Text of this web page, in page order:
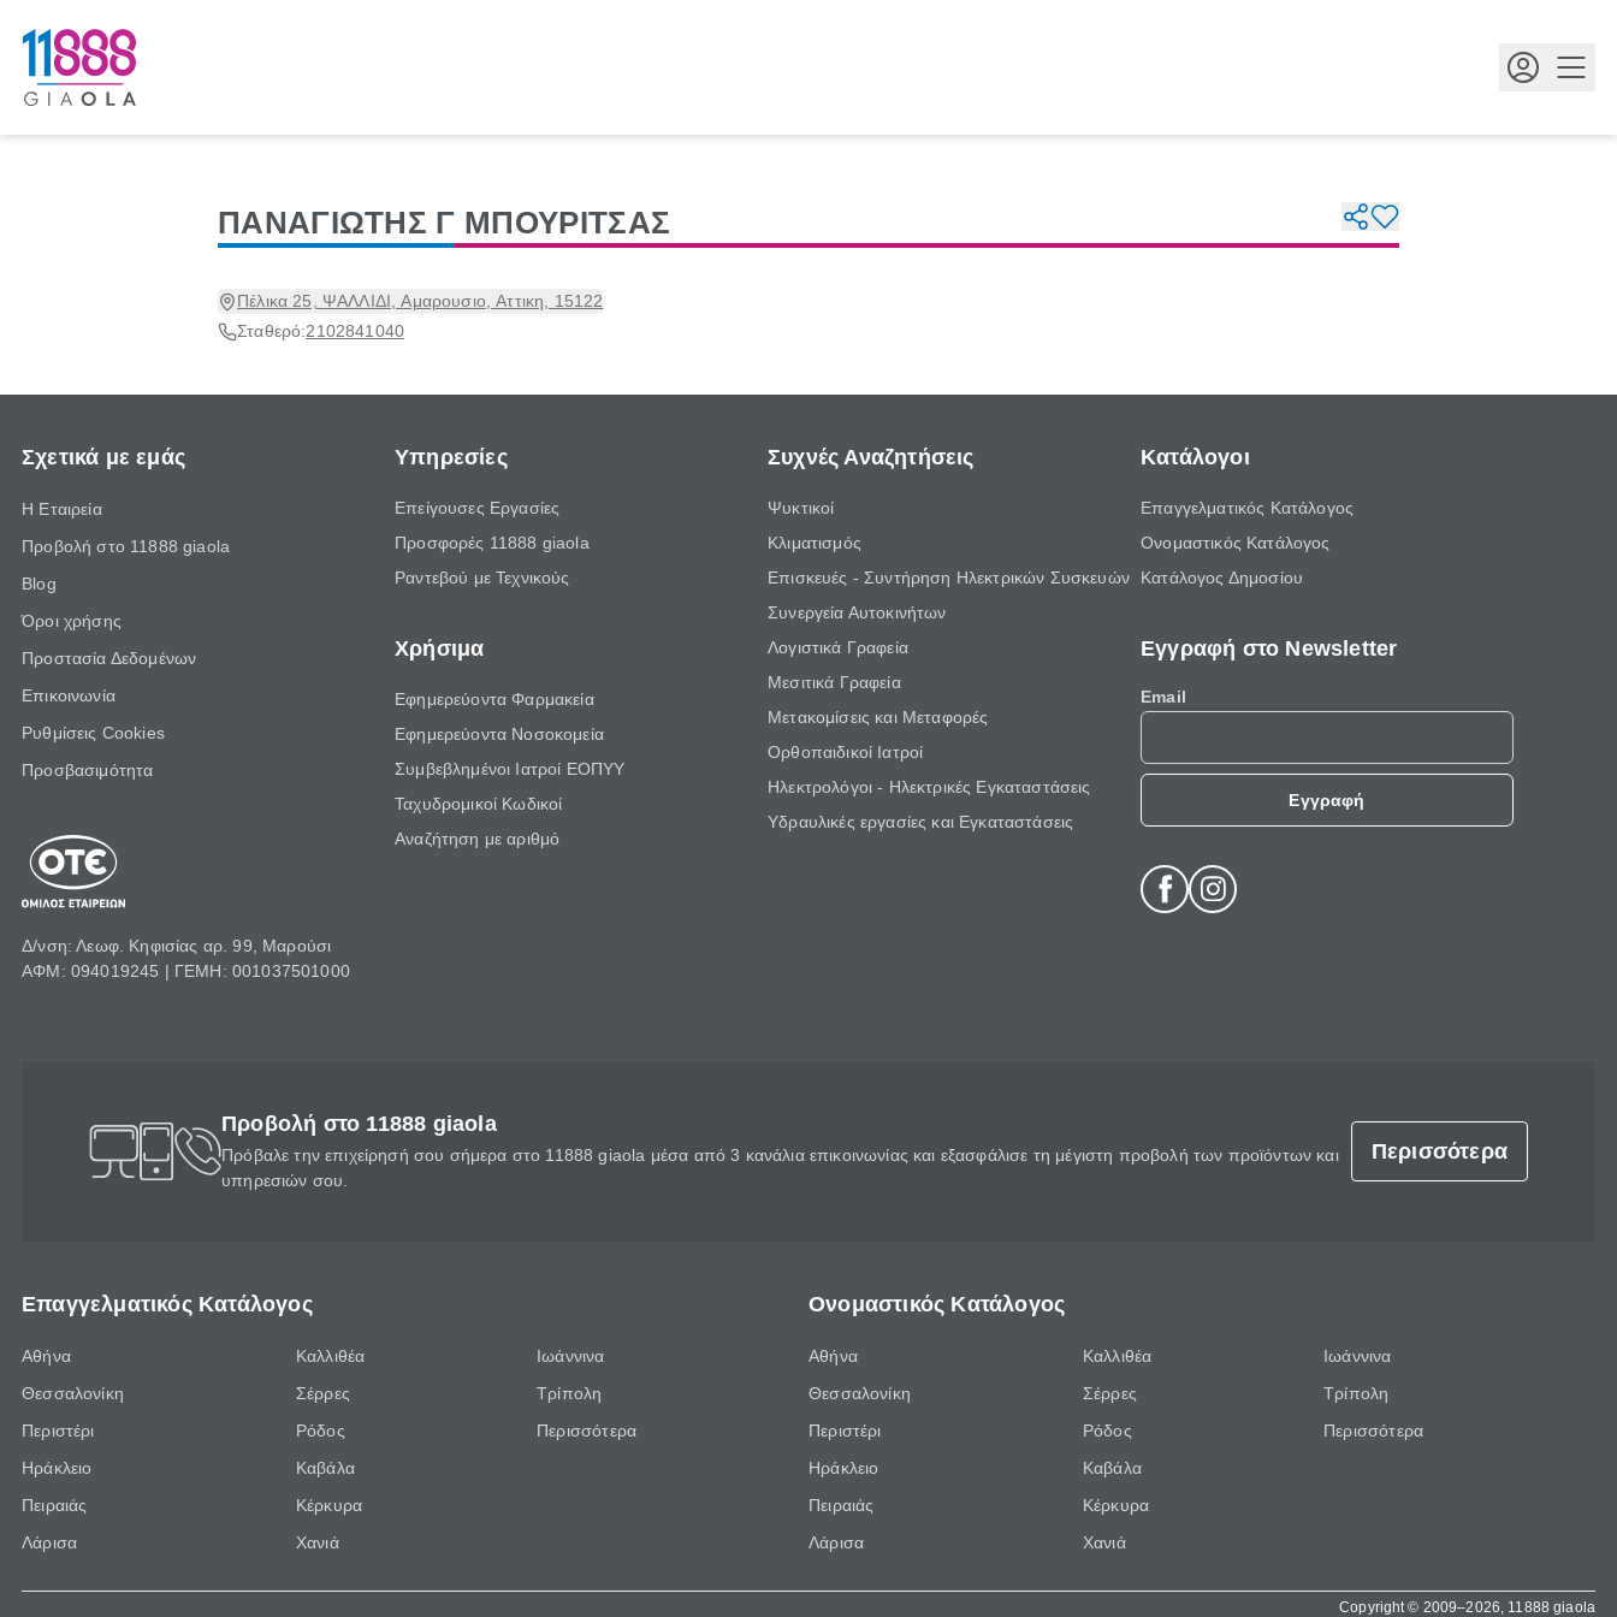
ΠΑΝΑΓΙΩΤΗΣ Γ ΜΠΟΥΡΙΤΣΑΣ
Πέλικα 25, ΨΑΛΛΙΔΙ, Αμαρουσιο, Αττικη, 15122
Σταθερό:2102841040
Σχετικά με εμάς
Η Εταιρεία
Προβολή στο 11888 giaola
Blog
Όροι χρήσης
Προστασία Δεδομένων
Επικοινωνία
Ρυθμίσεις Cookies
Προσβασιμότητα
Δ/νση: Λεωφ. Κηφισίας αρ. 99, Μαρούσι
ΑΦΜ: 094019245 | ΓΕΜΗ: 001037501000
Υπηρεσίες
Επείγουσες Εργασίες
Προσφορές 11888 giaola
Ραντεβού με Τεχνικούς
Χρήσιμα
Εφημερεύοντα Φαρμακεία
Εφημερεύοντα Νοσοκομεία
Συμβεβλημένοι Ιατροί ΕΟΠΥΥ
Ταχυδρομικοί Κωδικοί
Αναζήτηση με αριθμό
Συχνές Αναζητήσεις
Ψυκτικοί
Κλιματισμός
Επισκευές - Συντήρηση Ηλεκτρικών Συσκευών
Συνεργεία Αυτοκινήτων
Λογιστικά Γραφεία
Μεσιτικά Γραφεία
Μετακομίσεις και Μεταφορές
Ορθοπαιδικοί Ιατροί
Ηλεκτρολόγοι - Ηλεκτρικές Εγκαταστάσεις
Υδραυλικές εργασίες και Εγκαταστάσεις
Κατάλογοι
Επαγγελματικός Κατάλογος
Ονομαστικός Κατάλογος
Κατάλογος Δημοσίου
Εγγραφή στο Newsletter
Email
Εγγραφή
Προβολή στο 11888 giaola
Πρόβαλε την επιχείρησή σου σήμερα στο 11888 giaola μέσα από 3 κανάλια επικοινωνίας και εξασφάλισε τη μέγιστη προβολή των προϊόντων και
υπηρεσιών σου.
Περισσότερα
Επαγγελματικός Κατάλογος
Αθήνα
Θεσσαλονίκη
Περιστέρι
Ηράκλειο
Πειραιάς
Λάρισα
Καλλιθέα
Σέρρες
Ρόδος
Καβάλα
Κέρκυρα
Χανιά
Ιωάννινα
Τρίπολη
Περισσότερα
Ονομαστικός Κατάλογος
Αθήνα
Θεσσαλονίκη
Περιστέρι
Ηράκλειο
Πειραιάς
Λάρισα
Καλλιθέα
Σέρρες
Ρόδος
Καβάλα
Κέρκυρα
Χανιά
Ιωάννινα
Τρίπολη
Περισσότερα
Copyright © 2009–2026, 11888 giaola